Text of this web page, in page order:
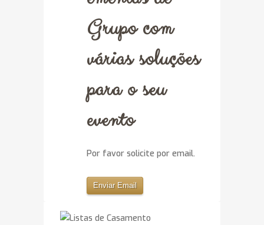
Grupo com
várias soluções
para o seu
evento
Por favor solicite por email.
Enviar Email